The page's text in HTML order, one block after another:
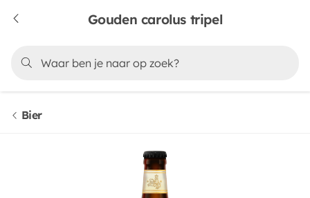
Gouden carolus tripel
Bier